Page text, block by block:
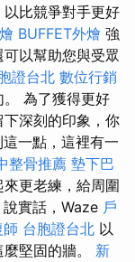
比競爭對手更好
BUFFET外燴 強
以幫助您與受眾
證台北 數位行銷
為了獲得更好
深刻的印象，你
一點，這裡有一
整骨推薦 墊下巴
更老練，給周圍
實話，Waze 戶
台胞證台北 以
堅固的牆。 新